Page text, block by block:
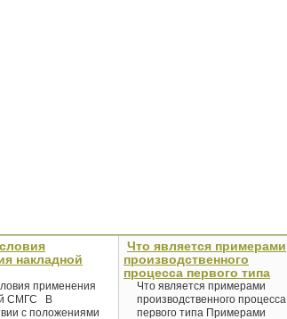
накладной
применения
СМГС В
с положениями
Что является примерами
производственного
процесса первого типа
Что является примерами
производственного процесса
первого типа Примерами